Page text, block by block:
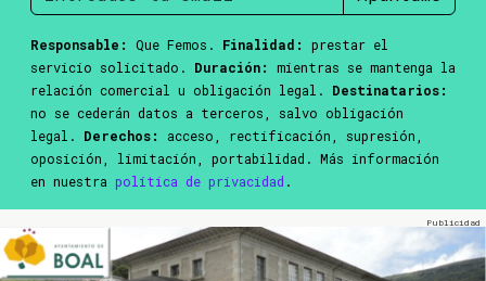
Responsable: Que Femos. Finalidad:
prestar el
servicio solicitado. Duración:
mientras se mantenga la
relación comercial u obligación legal. Destinatarios:
no se cederán datos a terceros, salvo obligación
legal. Derechos:
acceso, rectificación, supresión,
oposición, limitación, portabilidad. Más información
en nuestra política de privacidad .